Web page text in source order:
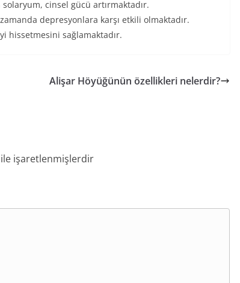
cinsel gücü artırmaktadır.
depresyonlara karşı etkili olmaktadır.
hissetmesini sağlamaktadır.
Alişar Höyüğünün özellikleri nelerdir?
ile işaretlenmişlerdir